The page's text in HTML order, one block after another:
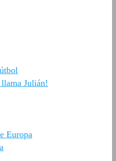
llama Julián!
Europa